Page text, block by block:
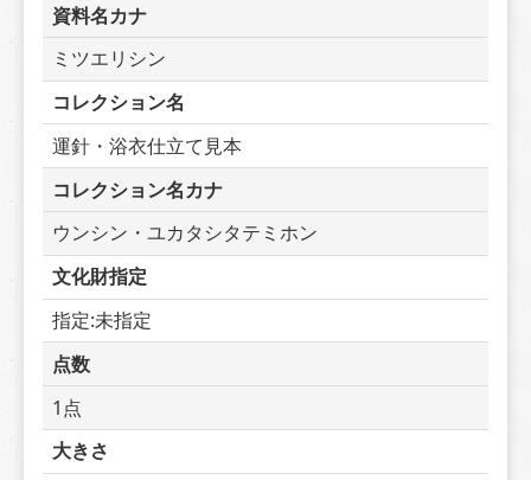
資料名カナ
ミツエリシン
コレクション名
運針・浴衣仕立て見本
コレクション名カナ
ウンシン・ユカタシタテミホン
文化財指定
指定:未指定
点数
1点
大きさ